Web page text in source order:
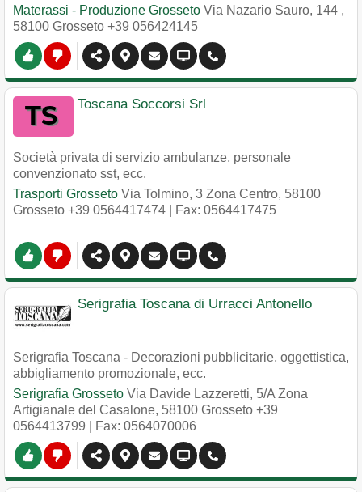
Materassi - Produzione Grosseto Via Nazario Sauro, 144 ,
58100 Grosseto +39 056424145
Toscana Soccorsi Srl
Società privata di servizio ambulanze, personale
convenzionato sst, ecc.
Trasporti Grosseto Via Tolmino, 3 Zona Centro, 58100
Grosseto +39 0564417474 | Fax: 0564417475
Serigrafia Toscana di Urracci Antonello
Serigrafia Toscana - Decorazioni pubblicitarie, oggettistica,
abbigliamento promozionale, ecc.
Serigrafia Grosseto Via Davide Lazzeretti, 5/A Zona
Artigianale del Casalone, 58100 Grosseto +39
0564413799 | Fax: 0564070006